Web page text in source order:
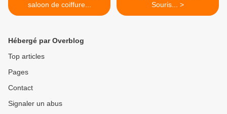
saloon de coiffure...
Souris... >
Hébergé par Overblog
Top articles
Pages
Contact
Signaler un abus